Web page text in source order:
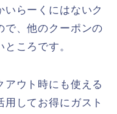
いらーくにはないク
で、他のクーポンの
ころです。
アウト時にも使える
してお得にガスト